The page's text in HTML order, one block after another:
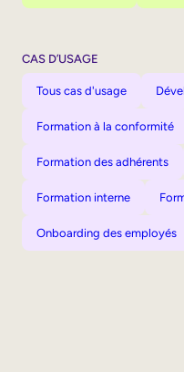
CAS D’USAGE
Tous cas d'usage
Formation à la conformité
Formation des adhérents
Formation interne
Onboarding des employés